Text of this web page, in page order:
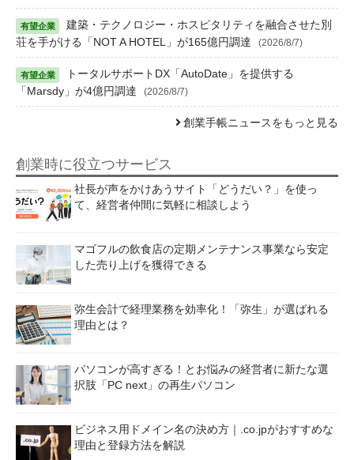
建築・テクノロジー・ホスピタリティを融合させた別
荘を手がける「NOT A HOTEL」が165億円調達
(2026/8/7)
トータルサポートDX「AutoDate」を提供する
「Marsdy」が4億円調達
(2026/8/7)
創業手帳ニュースをもっと見る
創業時に役立つサービス
社長が声をかけあうサイト「どうだい？」を使っ
て、経営者仲間に気軽に相談しよう
マゴフルの飲食店の定期メンテナンス事業なら安定
した売り上げを獲得できる
弥生会計で経理業務を効率化！「弥生」が選ばれる
理由とは？
パソコンが高すぎる！とお悩みの経営者に新たな選
択肢「PC next」の再生パソコン
ビジネス用ドメイン名の決め方｜.co.jpがおすすめな
理由と登録方法を解説